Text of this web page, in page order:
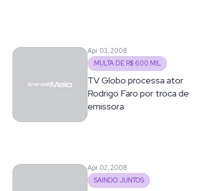
Apr 03, 2008
MULTA DE R$ 600 MIL
TV Globo processa ator
Rodrigo Faro por troca de
emissora
Apr 02, 2008
SAINDO JUNTOS